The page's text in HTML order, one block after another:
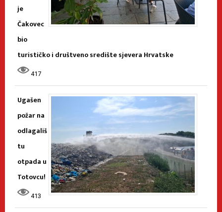
je
Čakovec
bio
turističko i društveno središte sjevera Hrvatske
417
Ugašen
požar na
odlagališ
tu
otpada u
Totovcu!
413